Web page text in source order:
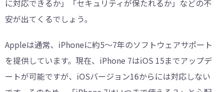
に対応できるか」「セキュリティが保たれるか」などの不
安が出てくるでしょう。
Appleは通常、iPhoneに約5〜7年のソフトウェアサポート
を提供しています。現在、iPhone 7はiOS 15までアップデ
ートが可能ですが、iOSバージョン16からには対応しない